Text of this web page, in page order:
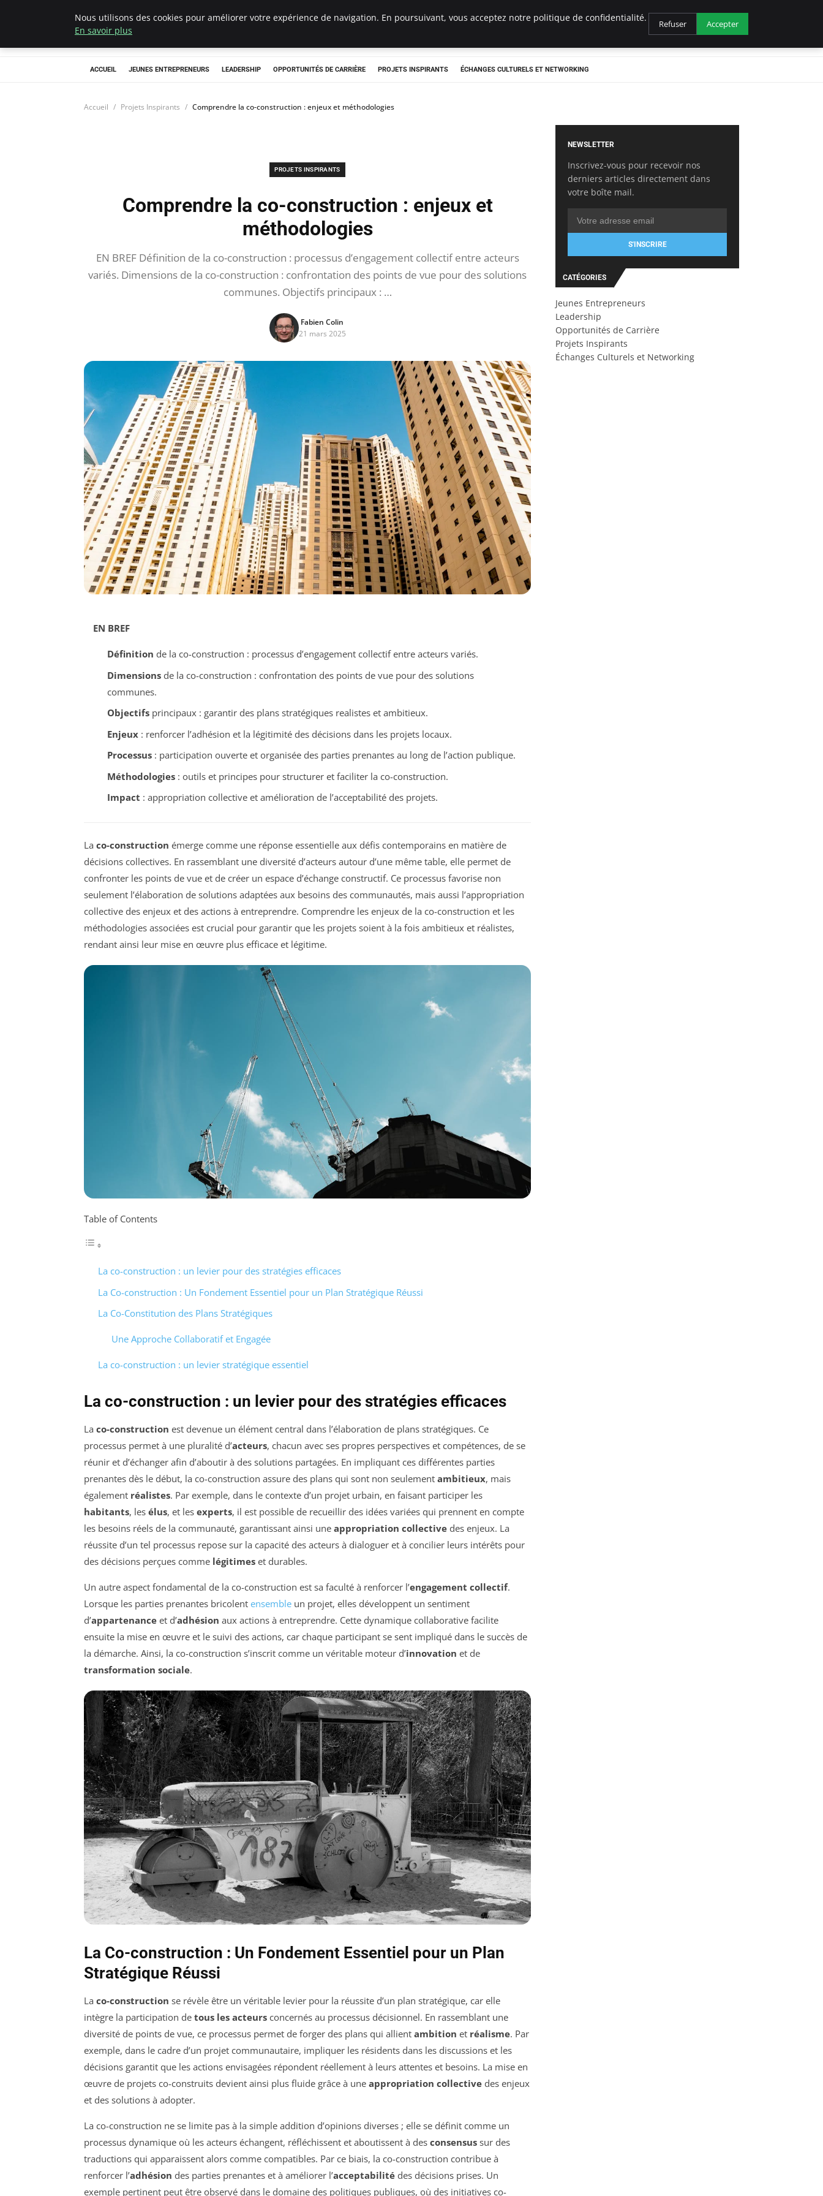
AIESEC France
ACCUEIL JEUNES ENTREPRENEURS LEADERSHIP OPPORTUNITÉS DE CARRIÈRE PROJETS INSPIRANTS ÉCHANGES CULTURELS ET NETWORKING
Accueil Projets Inspirants Comprendre la co-construction : enjeux et méthodologies
PROJETS INSPIRANTS
Comprendre la co-construction : enjeux et
méthodologies
EN BREF Définition de la co-construction : processus d’engagement collectif entre acteurs
variés. Dimensions de la co-construction : confrontation des points de vue pour des solutions
communes. Objectifs principaux : …
Fabien Colin
21 mars 2025
EN BREF
Définition de la co-construction : processus d’engagement collectif entre acteurs variés.
Dimensionsde la co-construction : confrontation des points de vue pour des solutions
communes.
Objectifsprincipaux : garantir des plans stratégiques realistes et ambitieux.
Enjeux: renforcer l’adhésion et la légitimité des décisions dans les projets locaux.
Processus: participation ouverte et organisée des parties prenantes au long de l’action publique.
Méthodologies: outils et principes pour structurer et faciliter la co-construction.
Impact : appropriation collective et amélioration de l’acceptabilité des projets.
La co-construction émerge comme une réponse essentielle aux défis contemporains en matière de
décisions collectives. En rassemblant une diversité d’acteurs autour d’une même table, elle permet de
confronter les points de vue et de créer un espace d’échange constructif. Ce processus favorise non
seulement l’élaboration de solutions adaptées aux besoins des communautés, mais aussi l’appropriation
collective des enjeux et des actions à entreprendre. Comprendre les enjeux de la co-construction et les
méthodologies associées est crucial pour garantir que les projets soient à la fois ambitieux et réalistes,
rendant ainsi leur mise en œuvre plus efficace et légitime.
Table of Contents
La co-construction : un levier pour des stratégies efficaces
La Co-construction : Un Fondement Essentiel pour un Plan Stratégique Réussi
La Co-Constitution des Plans Stratégiques
Une Approche Collaboratif et Engagée
La co-construction : un levier stratégique essentiel
La co-construction : un levier pour des stratégies efficaces
La co-construction est devenue un élément central dans l’élaboration de plans stratégiques. Ce
processus permet à une pluralité d’acteurs, chacun avec ses propres perspectives et compétences, de se
réunir et d’échanger afin d’aboutir à des solutions partagées. En impliquant ces différentes parties
prenantes dès le début, la co-construction assure des plans qui sont non seulement ambitieux, mais
également réalistes. Par exemple, dans le contexte d’un projet urbain, en faisant participer les
habitants, les élus, et les experts, il est possible de recueillir des idées variées qui prennent en compte
les besoins réels de la communauté, garantissant ainsi une appropriation collective des enjeux. La
réussite d’un tel processus repose sur la capacité des acteurs à dialoguer et à concilier leurs intérêts pour
des décisions perçues comme légitimes et durables.
Un autre aspect fondamental de la co-construction est sa faculté à renforcer l’engagement collectif.
Lorsque les parties prenantes bricolent ensemble un projet, elles développent un sentiment
d’appartenance et d’adhésion aux actions à entreprendre. Cette dynamique collaborative facilite
ensuite la mise en œuvre et le suivi des actions, car chaque participant se sent impliqué dans le succès de
la démarche. Ainsi, la co-construction s’inscrit comme un véritable moteur d’innovation et de
transformation sociale.
La Co-construction : Un Fondement Essentiel pour un Plan
Stratégique Réussi
La co-construction se révèle être un véritable levier pour la réussite d’un plan stratégique, car elle
intègre la participation de tous les acteurs concernés au processus décisionnel. En rassemblant une
diversité de points de vue, ce processus permet de forger des plans qui allient ambition et réalisme. Par
exemple, dans le cadre d’un projet communautaire, impliquer les résidents dans les discussions et les
décisions garantit que les actions envisagées répondent réellement à leurs attentes et besoins. La mise en
œuvre de projets co-construits devient ainsi plus fluide grâce à une appropriation collective des enjeux
et des solutions à adopter.
La co-construction ne se limite pas à la simple addition d’opinions diverses ; elle se définit comme un
processus dynamique où les acteurs échangent, réfléchissent et aboutissent à des consensus sur des
traductions qui apparaissent alors comme compatibles. Par ce biais, la co-construction contribue à
renforcer l’adhésion des parties prenantes et à améliorer l’acceptabilité des décisions prises. Un
exemple pertinent peut être observé dans le domaine des politiques publiques, où des initiatives co-
NEWSLETTER
Inscrivez-vous pour recevoir nos
derniers articles directement dans
votre boîte mail.
S'INSCRIRE
CATÉGORIES
Jeunes Entrepreneurs
Leadership
Opportunités de Carrière
Projets Inspirants
Échanges Culturels et Networking
Nous utilisons des cookies pour améliorer votre expérience de navigation. En poursuivant, vous acceptez notre politique de confidentialité.
En savoir plus
Refuser Accepter